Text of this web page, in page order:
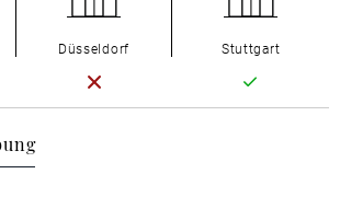
Düsseldorf Stuttgart